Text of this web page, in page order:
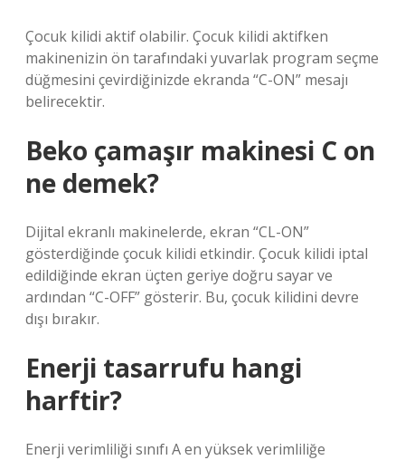
Çocuk kilidi aktif olabilir. Çocuk kilidi aktifken
makinenizin ön tarafındaki yuvarlak program seçme
düğmesini çevirdiğinizde ekranda “C-ON” mesajı
belirecektir.
Beko çamaşır makinesi C on
ne demek?
Dijital ekranlı makinelerde, ekran “CL-ON”
gösterdiğinde çocuk kilidi etkindir. Çocuk kilidi iptal
edildiğinde ekran üçten geriye doğru sayar ve
ardından “C-OFF” gösterir. Bu, çocuk kilidini devre
dışı bırakır.
Enerji tasarrufu hangi
harftir?
Enerji verimliliği sınıfı A en yüksek verimliliğe